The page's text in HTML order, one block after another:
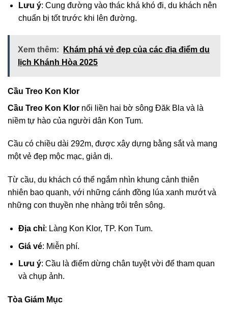
Lưu ý: Cung đường vào thác khá khó đi, du khách nên
chuẩn bị tốt trước khi lên đường.
Xem thêm:
Khám phá vẻ đẹp của các địa điểm du
lịch Khánh Hòa 2025
Cầu Treo Kon Klor
Cầu Treo Kon Klor nối liền hai bờ sông Đăk Bla và là
niềm tự hào của người dân Kon Tum.
Cầu có chiều dài 292m, được xây dựng bằng sắt và mang
một vẻ đẹp mộc mạc, giản dị.
Từ cầu, du khách có thể ngắm nhìn khung cảnh thiên
nhiên bao quanh, với những cánh đồng lúa xanh mướt và
những con thuyền nhẹ nhàng trôi trên sông.
Địa chỉ: Làng Kon Klor, TP. Kon Tum.
Giá vé: Miễn phí.
Lưu ý: Cầu là điểm dừng chân tuyệt vời để tham quan
và chụp ảnh.
Tòa Giám Mục